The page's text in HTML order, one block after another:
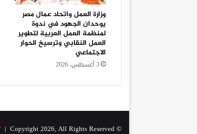
وزارة العمل واتحاد عمال مصر
يوحدان الجهود في ندوة
لمنظمة العمل العربية لتطوير
العمل النقابي وترسيخ الحوار
الاجتماعي
3 أغسطس، 2026
© Copyright 2026, All Rights Reserved |